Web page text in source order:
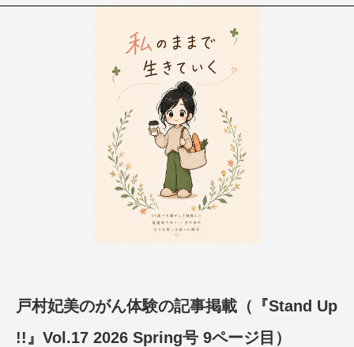
戸村妃美のがん体験の記事掲載（『Stand Up
!!』Vol.17 2026 Spring号 9ページ目）